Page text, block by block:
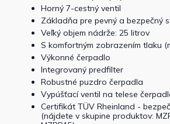
Horný 7-cestný ventil
Základňa pre pevný a bezpečný
Veľký objem nádrže: 25 litrov
S komfortným zobrazením tlaku
Výkonné čerpadlo
Integrovaný predfilter
Robustné puzdro čerpadla
Vypúšťací ventil na telese
Certifikát TÜV Rheinland -
(nájdete v skupine produktov: